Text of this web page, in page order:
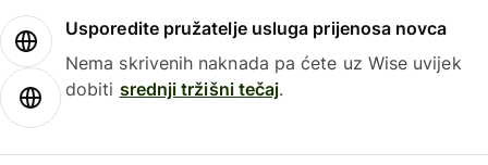
Usporedite pružatelje usluga prijenosa novca
Nema skrivenih naknada pa ćete uz Wise uvijek
dobiti srednji tržišni tečaj.